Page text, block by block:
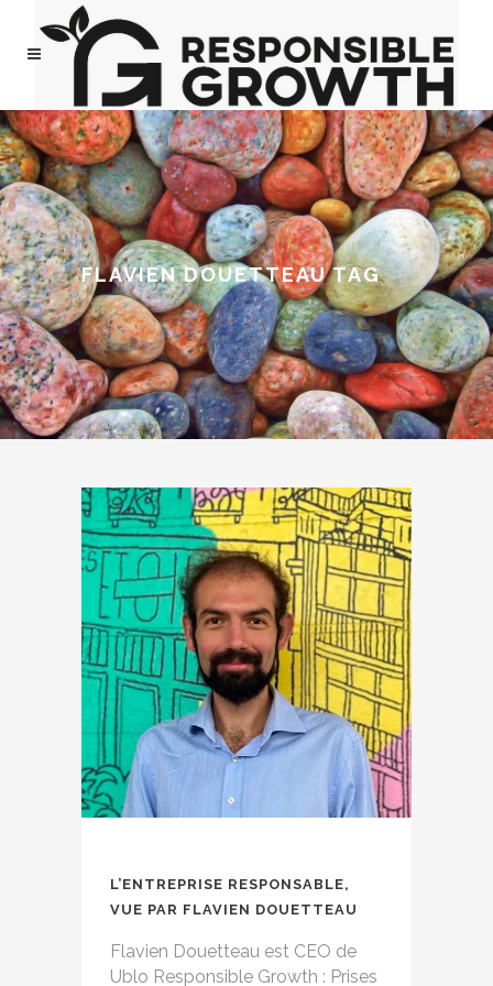
FLAVIEN DOUETTEAU TAG
L’ENTREPRISE RESPONSABLE,
VUE PAR FLAVIEN DOUETTEAU
Flavien Douetteau est CEO de
Ublo Responsible Growth : Prises